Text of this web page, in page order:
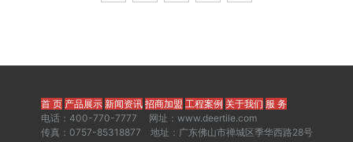
首 页 产品展示 新闻资讯 招商加盟 工程案例 关于我们 服 务
电话：400-770-7777 网址：www.deertile.com
传真：0757-85318877 地址：广东佛山市禅城区季华西路28号